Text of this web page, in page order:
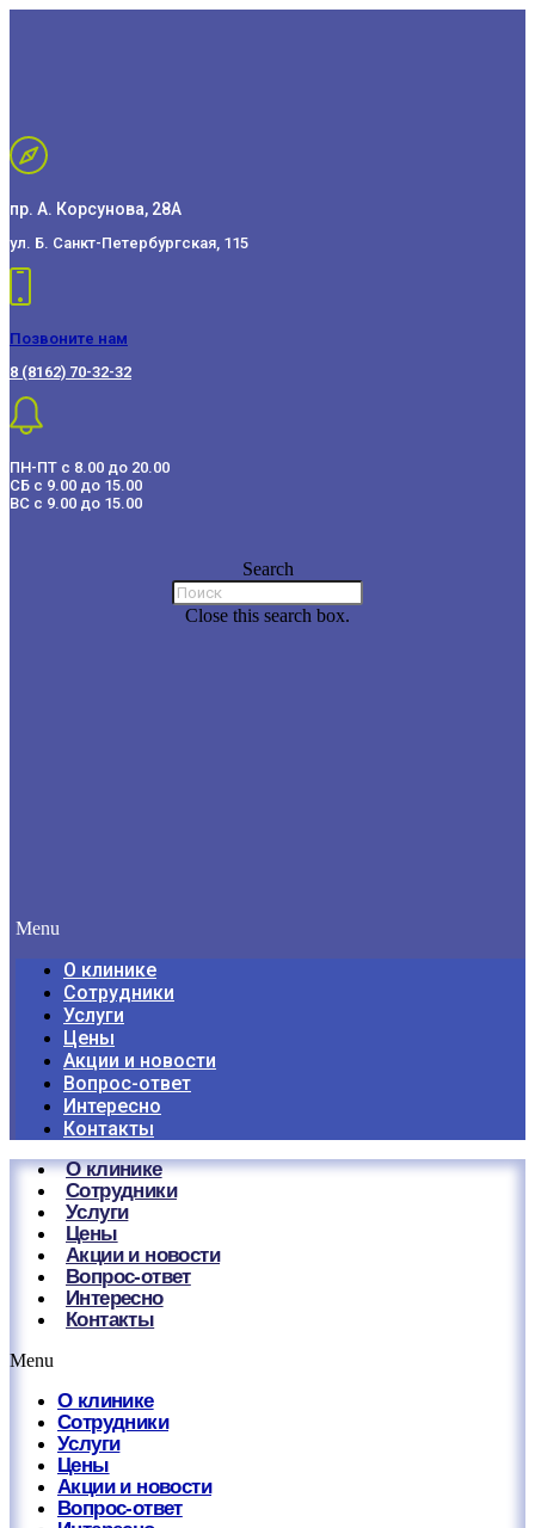
пр. А. Корсунова, 28А
ул. Б. Санкт-Петербургская, 115
Позвоните нам
8 (8162) 70-32-32
ПН-ПТ с 8.00 до 20.00
СБ с 9.00 до 15.00
ВС с 9.00 до 15.00
Search
Close this search box.
Menu
О клинике
Сотрудники
Услуги
Цены
Акции и новости
Вопрос-ответ
Интересно
Контакты
О клинике
Сотрудники
Услуги
Цены
Акции и новости
Вопрос-ответ
Интересно
Контакты
Menu
О клинике
Сотрудники
Услуги
Цены
Акции и новости
Вопрос-ответ